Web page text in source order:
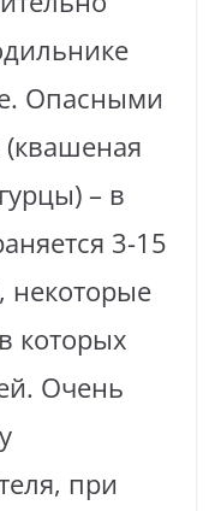
Опасными
(квашеная
– в
3-15
некоторые
которых
Очень
при